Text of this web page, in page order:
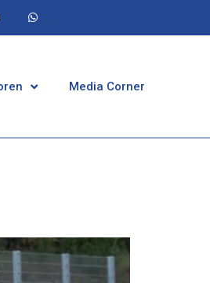
Media Corner